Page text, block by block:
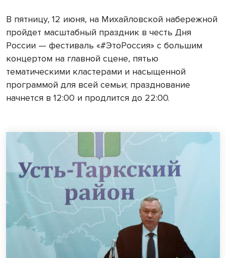
В пятницу, 12 июня, на Михайловской набережной
пройдет масштабный праздник в честь Дня
России — фестиваль «#ЭтоРоссия» с большим
концертом на главной сцене, пятью
тематическими кластерами и насыщенной
программой для всей семьи; празднование
начнется в 12:00 и продлится до 22:00.